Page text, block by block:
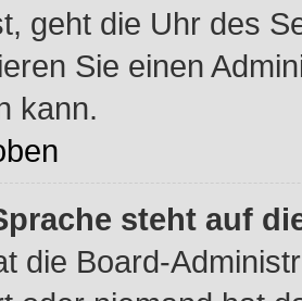
geht die Uhr des
Sie einen
kann.
steht auf
die Board-